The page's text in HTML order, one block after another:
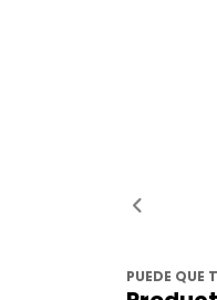
PUEDE QUE